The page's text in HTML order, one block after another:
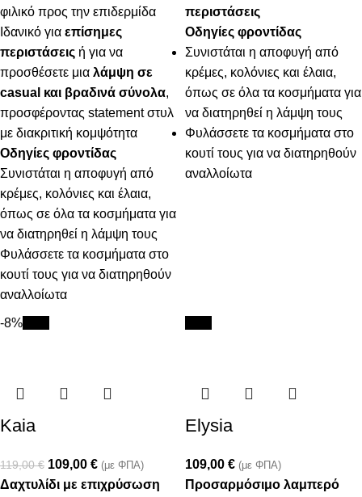
φιλικό προς την επιδερμίδα
Ιδανικό για επίσημες
περιστάσεις ή για να
προσθέσετε μια λάμψη σε
casual και βραδινά σύνολα,
προσφέροντας statement στυλ
με διακριτική κομψότητα
Οδηγίες φροντίδας
Συνιστάται η αποφυγή από
κρέμες, κολόνιες και έλαια,
όπως σε όλα τα κοσμήματα για
να διατηρηθεί η λάμψη τους
Φυλάσσετε τα κοσμήματα στο
κουτί τους για να διατηρηθούν
αναλλοίωτα
περιστάσεις
Οδηγίες φροντίδας
Συνιστάται η αποφυγή από
κρέμες, κολόνιες και έλαια,
όπως σε όλα τα κοσμήματα για
να διατηρηθεί η λάμψη τους
Φυλάσσετε τα κοσμήματα στο
κουτί τους για να διατηρηθούν
αναλλοίωτα
-8%
Kaia
119,00€ 109,00 € (με ΦΠΑ)
Δαχτυλίδι με επιχρύσωση
Elysia
109,00 € (με ΦΠΑ)
Προσαρμόσιμο λαμπερό